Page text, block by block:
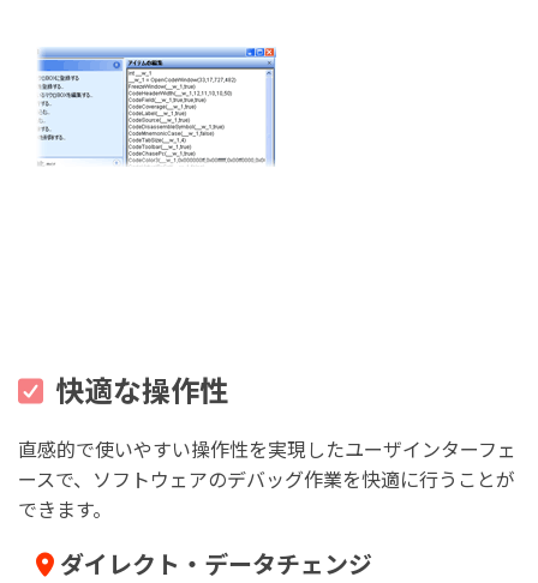
快適な操作性
直感的で使いやすい操作性を実現したユーザインターフェ
ースで、ソフトウェアのデバッグ作業を快適に行うことが
できます。
ダイレクト・データチェンジ